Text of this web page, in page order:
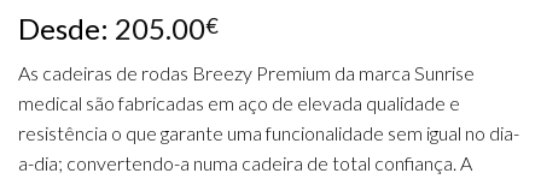
Desde: 205.00€
As cadeiras de rodas Breezy Premium da marca Sunrise
medical são fabricadas em aço de elevada qualidade e
resistência o que garante uma funcionalidade sem igual no dia-
a-dia; convertendo-a numa cadeira de total confiança. A